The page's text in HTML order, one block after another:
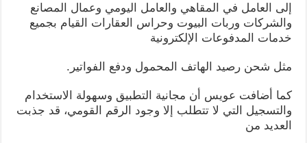
إلى العامل في المقاهي والعامل اليومي وعمال المصانع
والشركات وربات البيوت وحراس العقارات القيام بجميع
خدمات المدفوعات الإلكترونية
مثل شحن رصيد الهاتف المحمول ودفع الفواتير.
كما أضافت عويس أن مجانية التطبيق وسهولة الاستخدام
والتسجيل التي لا تتطلب إلا وجود الرقم القومي، قد جذبت
العديد من